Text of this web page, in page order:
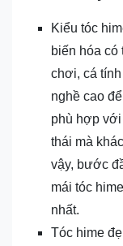
Kiểu tóc
biến hóa có
chơi, cá
nghề cao
phù hợp
thái mà
vậy, bước
mái tóc
nhất.
Tóc hime